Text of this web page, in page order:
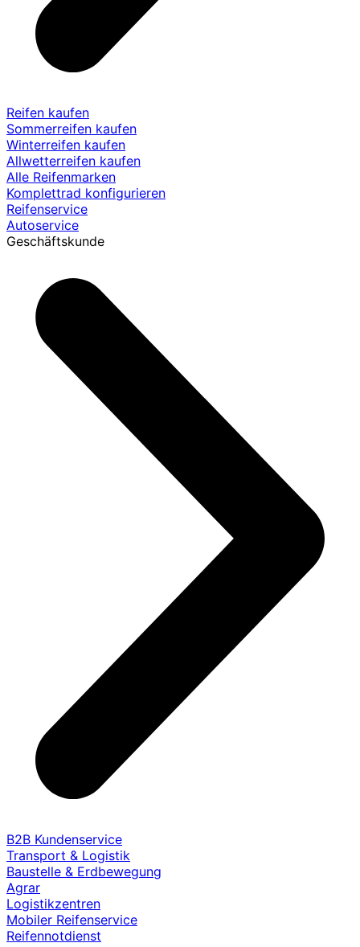
Reifen kaufen
Sommerreifen kaufen
Winterreifen kaufen
Allwetterreifen kaufen
Alle Reifenmarken
Komplettrad konfigurieren
Reifenservice
Autoservice
Geschäftskunde
B2B Kundenservice
Transport & Logistik
Baustelle & Erdbewegung
Agrar
Logistikzentren
Mobiler Reifenservice
Reifennotdienst